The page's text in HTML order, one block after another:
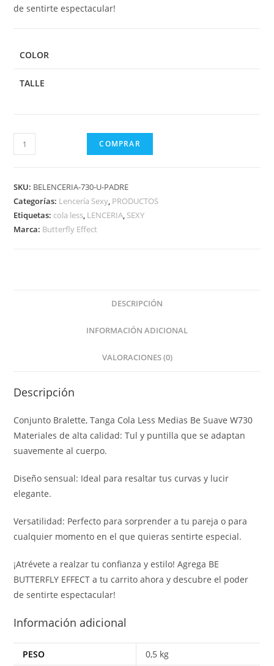
de sentirte espectacular!
COLOR
TALLE
COMPRAR
SKU: BELENCERIA-730-U-PADRE
Categorías: Lencería Sexy, PRODUCTOS
Etiquetas: cola less, LENCERIA, SEXY
Marca: Butterfly Effect
DESCRIPCIÓN
INFORMACIÓN ADICIONAL
VALORACIONES (0)
Descripción
Conjunto Bralette, Tanga Cola Less Medias Be Suave W730
Materiales de alta calidad: Tul y puntilla que se adaptan
suavemente al cuerpo.
Diseño sensual: Ideal para resaltar tus curvas y lucir
elegante.
Versatilidad: Perfecto para sorprender a tu pareja o para
cualquier momento en el que quieras sentirte especial.
¡Atrévete a realzar tu confianza y estilo! Agrega BE
BUTTERFLY EFFECT a tu carrito ahora y descubre el poder
de sentirte espectacular!
Información adicional
PESO
0,5 kg